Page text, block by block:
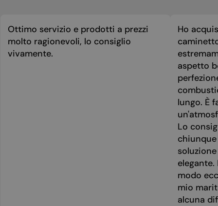
Ottimo servizio e prodotti a prezzi
molto ragionevoli, lo consiglio
vivamente.
Ho
aspetto
lungo. È
Lo
modo
mio
alcuna